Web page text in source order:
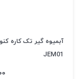
آبمیوه گیر تک کاره
JEM01